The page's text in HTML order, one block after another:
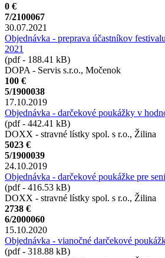
0 €
7/2100067
30.07.2021
Objednávka - preprava účastníkov
2021
(pdf - 188.41 kB)
DOPA - Servis s.r.o., Močenok
100 €
5/1900038
17.10.2019
Objednávka - darčekové poukážky v
(pdf - 442.41 kB)
DOXX - stravné lístky spol. s r.o., Žilina
5023 €
5/1900039
24.10.2019
Objednávka - darčekové poukážke pre
(pdf - 416.53 kB)
DOXX - stravné lístky spol. s r.o., Žilina
2738 €
6/2000060
15.10.2020
Objednávka - vianočné darčekové
(pdf - 318.88 kB)